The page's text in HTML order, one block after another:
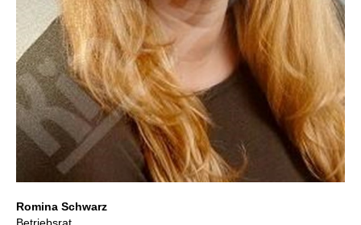
Romina Schwarz
Betriebsrat